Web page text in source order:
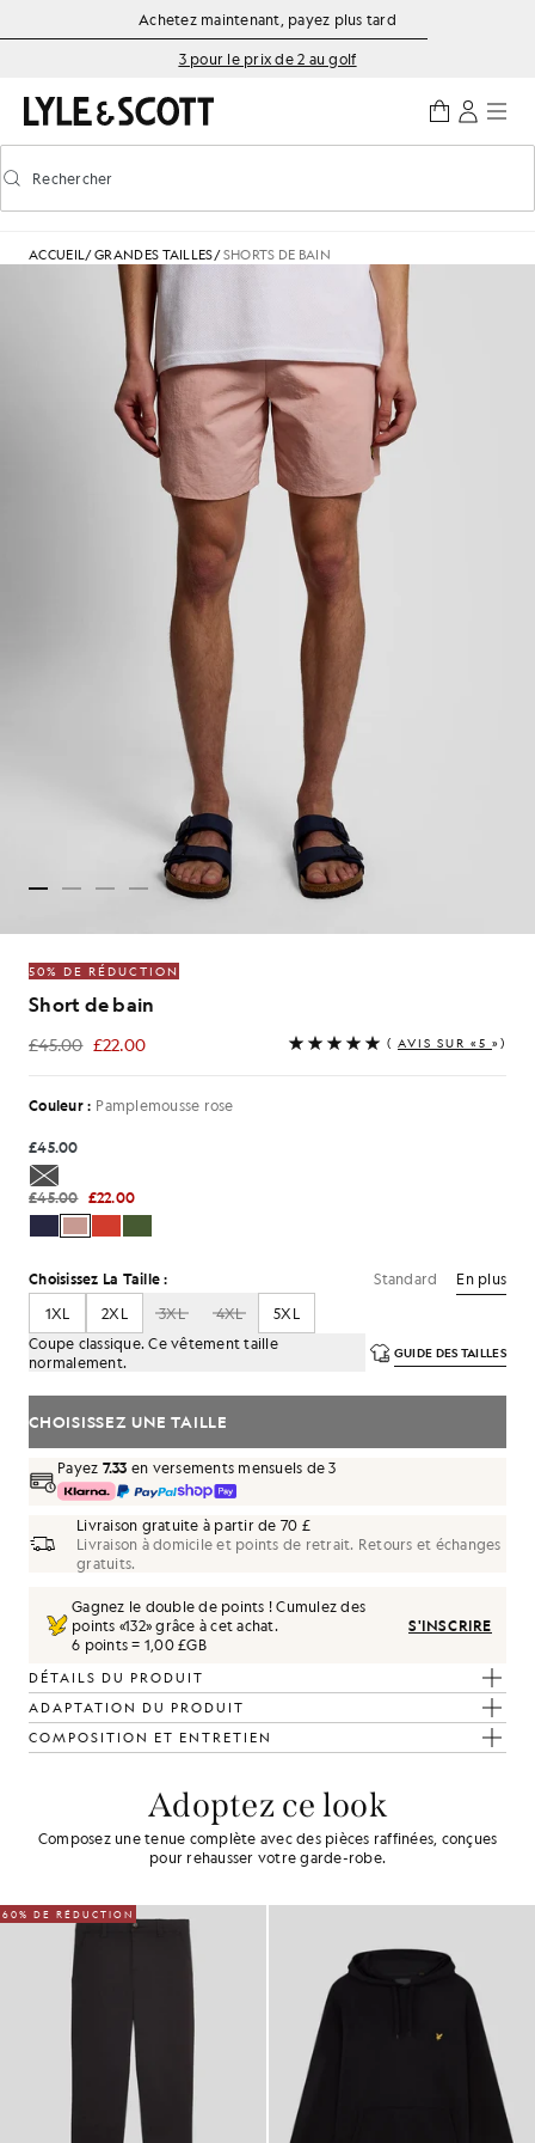
Aller directement au contenu principal
Informations sur l'accessibilité
Achetez maintenant, payez plus tard
3 pour le prix de 2 au golf
Activer/désactiver la recherche prédictive
Rechercher
ACCUEIL/GRANDES TAILLES/SHORTS DE BAIN
50% DE RÉDUCTION
Short de bain
£45.00 £22.00
£22.00 ( AVIS SUR «5 »)
Couleur : Pamplemousse rose
£45.00
£45.00 £22.00
Choisissez La Taille : Standard
En plus
1XL
2XL 3XL 4XL
5XL
Coupe classique. Ce vêtement taille
normalement.
GUIDE DES TAILLES
CHOISISSEZ UNE TAILLE
Payez 7.33 en versements mensuels de 3
Livraison gratuite à partir de 70 £
Livraison à domicile et points de retrait. Retours et échanges
gratuits.
Gagnez le double de points ! Cumulez des
points «132» grâce à cet achat.
6 points = 1,00 £GB
S'INSCRIRE
DÉTAILS DU PRODUIT
ADAPTATION DU PRODUIT
COMPOSITION ET ENTRETIEN
Adoptez ce look
Composez une tenue complète avec des pièces raffinées, conçues
pour rehausser votre garde-robe.
60% DE RÉDUCTION